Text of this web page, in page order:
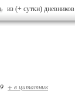
из (+ сутки) дневников
+ в цитатник